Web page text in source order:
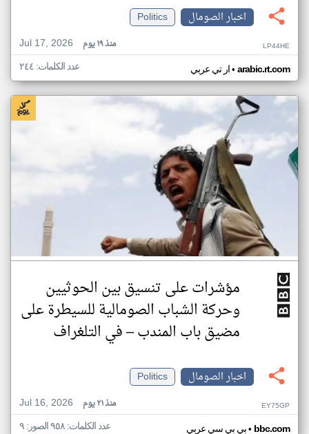
اخبار الصومال
Politics
Jul 17, 2026
منذ ١٩ يوم LP44HE
ار تي عربي• arabic.rt.com عدد الكلمات: ٢٤٤
مؤشرات على تنسيق بين الحوثيين
وحركة الشباب الصومالية للسيطرة على
مضيق باب المندب – في التلغراف
اخبار الصومال
Politics
Jul 16, 2026
منذ ٢١ يوم EY75GP
بي بي سي عربي• bbc.com عدد الكلمات: ٩٥٨ الصور: ٩